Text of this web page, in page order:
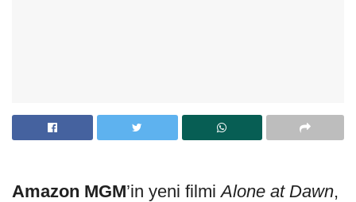
Amazon MGM’in yeni filmiAlone at Dawn,